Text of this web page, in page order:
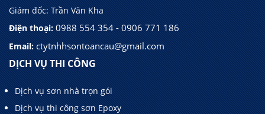
Giám đốc: Trần Văn Kha
Điện thoại: 0988 554 354 - 0906 771 186
Email: ctytnhhsontoancau@gmail.com
DỊCH VỤ THI CÔNG
Dịch vụ sơn nhà trọn gói
Dịch vụ thi công sơn Epoxy